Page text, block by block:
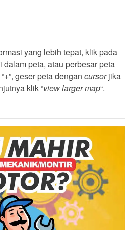
yang lebih tepat, klik pada
peta, atau perbesar peta
geser peta dengan cursorjika
klik “view larger map“.